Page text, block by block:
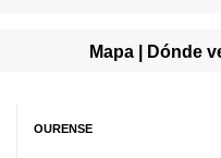
Mapa | Dónde
OURENSE